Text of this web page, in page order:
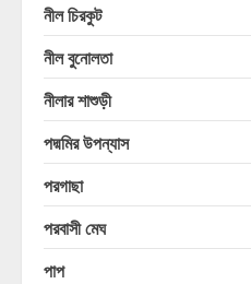
নীল চিরকুট
নীল বুনোলতা
নীলার শাশুড়ী
পদ্মমির উপন্যাস
পরগাছা
পরবাসী মেঘ
পাপ